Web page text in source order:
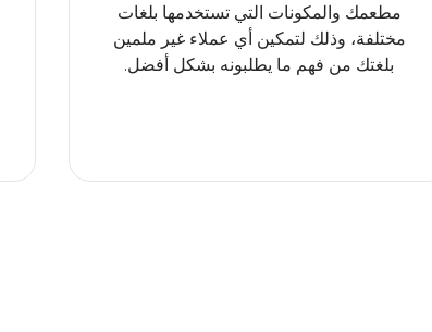
مطعمك والمكونات التي تستخدمها بلغات
مختلفة، وذلك لتمكين أي عملاء غير ملمين
بلغتك من فهم ما يطلبونه بشكل أفضل.